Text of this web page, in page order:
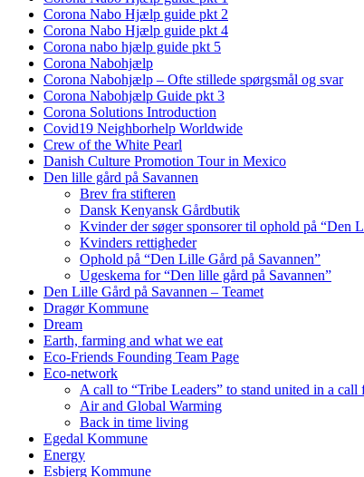
Corona Nabo Hjælp guide pkt 2
Corona Nabo Hjælp guide pkt 4
Corona nabo hjælp guide pkt 5
Corona Nabohjælp
Corona Nabohjælp – Ofte stillede spørgsmål og svar
Corona Nabohjælp Guide pkt 3
Corona Solutions Introduction
Covid19 Neighborhelp Worldwide
Crew of the White Pearl
Danish Culture Promotion Tour in Mexico
Den lille gård på Savannen
Brev fra stifteren
Dansk Kenyansk Gårdbutik
Kvinder der søger sponsorer til ophold på “Den
Kvinders rettigheder
Ophold på “Den Lille Gård på Savannen”
Ugeskema for “Den lille gård på Savannen”
Den Lille Gård på Savannen – Teamet
Dragør Kommune
Dream
Earth, farming and what we eat
Eco-Friends Founding Team Page
Eco-network
A call to “Tribe Leaders” to stand united in a call
Air and Global Warming
Back in time living
Egedal Kommune
Energy
Esbjerg Kommune